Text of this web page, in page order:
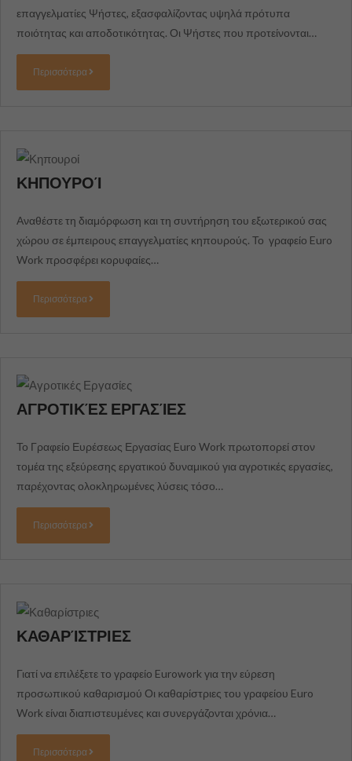
επαγγελματίες Ψήστες, εξασφαλίζοντας υψηλά πρότυπα
ποιότητας και αποδοτικότητας. Οι Ψήστες που προτείνονται…
Περισσότερα
ΚΗΠΟΥΡΟΊ
Αναθέστε τη διαμόρφωση και τη συντήρηση του εξωτερικού σας
χώρου σε έμπειρους επαγγελματίες κηπουρούς. Το γραφείο Euro
Work προσφέρει κορυφαίες…
Περισσότερα
ΑΓΡΟΤΙΚΈΣ ΕΡΓΑΣΊΕΣ
Το Γραφείο Ευρέσεως Εργασίας Euro Work πρωτοπορεί στον
τομέα της εξεύρεσης εργατικού δυναμικού για αγροτικές εργασίες,
παρέχοντας ολοκληρωμένες λύσεις τόσο…
Περισσότερα
ΚΑΘΑΡΊΣΤΡΙΕΣ
Γιατί να επιλέξετε το γραφείο Eurowork για την εύρεση
προσωπικού καθαρισμού Οι καθαρίστριες του γραφείου Euro
Work είναι διαπιστευμένες και συνεργάζονται χρόνια…
Περισσότερα
Μάρκετινγκ
εξατομικευμένο
περιεχόμενο
και